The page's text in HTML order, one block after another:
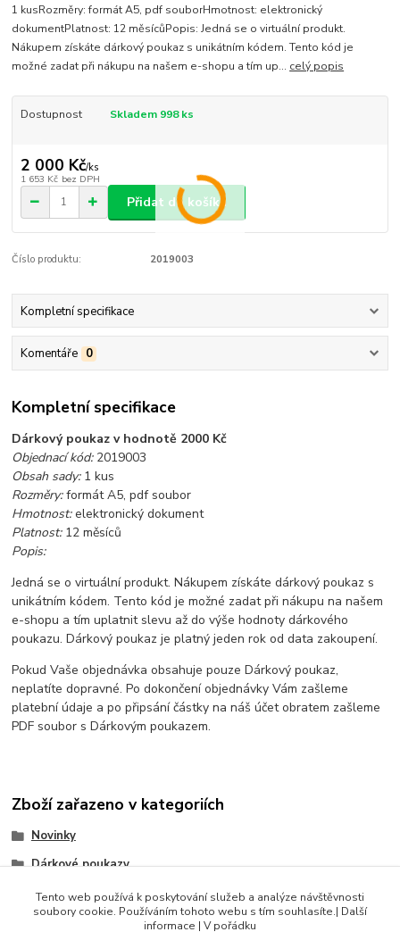
1 kusRozměry: formát A5, pdf souborHmotnost: elektronický
dokumentPlatnost: 12 měsícůPopis: Jedná se o virtuální produkt.
Nákupem získáte dárkový poukaz s unikátním kódem. Tento kód je
možné zadat při nákupu na našem e-shopu a tím up... celý popis
Dostupnost Skladem 998 ks
2 000 Kč/ks
1 653 Kč bez DPH
Přidat do košíku
Číslo produktu: 2019003
Kompletní specifikace
Komentáře 0
Kompletní specifikace
Dárkový poukaz v hodnotě 2000 Kč
Objednací kód:2019003
Obsah sady:1 kus
Rozměry:formát A5, pdf soubor
Hmotnost:elektronický dokument
Platnost: 12 měsíců
Popis:
Jedná se o virtuální produkt. Nákupem získáte dárkový poukaz s
unikátním kódem. Tento kód je možné zadat při nákupu na našem
e-shopu a tím uplatnit slevu až do výše hodnoty dárkového
poukazu. Dárkový poukaz je platný jeden rok od data zakoupení.
Pokud Vaše objednávka obsahuje pouze Dárkový poukaz,
neplatíte dopravné. Po dokončení objednávky Vám zašleme
platební údaje a po připsání částky na náš účet obratem zašleme
PDF soubor s Dárkovým poukazem.
Zboží zařazeno v kategoriích
Novinky
Dárkové poukazy
Doplňkový sortiment
Produkty do 500 Kč
Tento web používá k poskytování služeb a analýze návštěvnosti
soubory cookie. Používáním tohoto webu s tím souhlasíte.| Další
informace | V pořádku